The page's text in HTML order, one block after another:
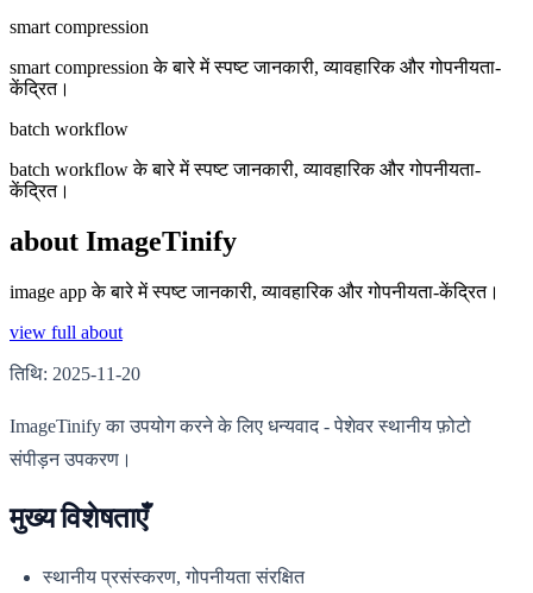
smart compression
smart compression के बारे में स्पष्ट जानकारी, व्यावहारिक और गोपनीयता-
केंद्रित।
batch workflow
batch workflow के बारे में स्पष्ट जानकारी, व्यावहारिक और गोपनीयता-
केंद्रित।
about ImageTinify
image app के बारे में स्पष्ट जानकारी, व्यावहारिक और गोपनीयता-केंद्रित।
view full about
तिथि: 2025-11-20
ImageTinify का उपयोग करने के लिए धन्यवाद - पेशेवर स्थानीय फ़ोटो
संपीड़न उपकरण।
मुख्य विशेषताएँ
स्थानीय प्रसंस्करण, गोपनीयता संरक्षित